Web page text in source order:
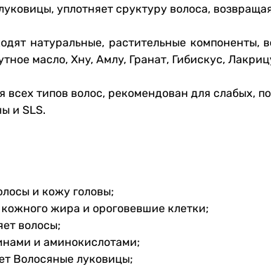
уплотняет сруктуру волоса,
натуральные, растительные
масло, Хну, Амлу, Гранат, Гибискус,
всех типов волос, рекомендован для слабых,
и SLS.
и кожу головы;
жира и ороговевшие клетки;
волосы;
и аминокислотами;
Волосяные луковицы;